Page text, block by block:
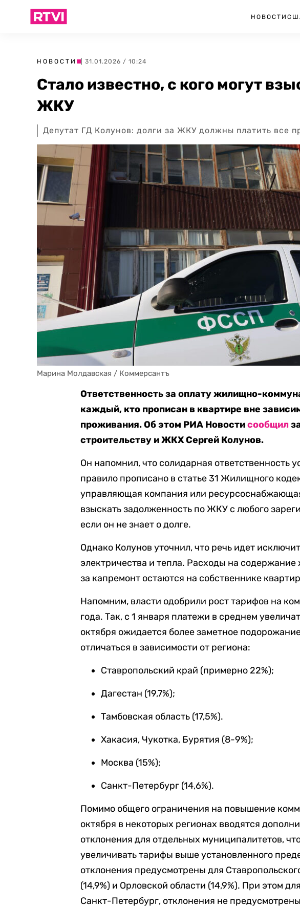
НОВОСТИ
НОВОСТИ | 31.01.2026 / 10:24
Стало известно, с кого могут
ЖКУ
Депутат ГД Колунов: долги за ЖКУ должны платить все
Марина Молдавская / Коммерсантъ
Ответственность за оплату жилищно-
каждый, кто прописан в квартире вне
проживания. Об этом РИА Новостисообщил
строительству и ЖКХ Сергей Колунов.
Он напомнил, что солидарная ответственность
правило прописано в статье 31 Жилищного
управляющая компания или
взыскать задолженность по ЖКУ с любого
если он не знает о долге.
Однако Колунов уточнил, что речь идет
электричества и тепла. Расходы на
за капремонт остаются на собственнике
Напомним, власти одобрили рост тарифов на
года. Так, с 1 января платежи в среднем
октября ожидается более заметное
отличаться в зависимости от региона:
Ставропольский край (примерно 22%);
Дагестан (19,7%);
Тамбовская область (17,5%).
Хакасия, Чукотка, Бурятия (8-9%);
Москва (15%);
Санкт-Петербург (14,6%).
Помимо общего ограничения на повышение
октября в некоторых регионах вводятся
отклонения для отдельных муниципалитетов,
увеличивать тарифы выше установленного
отклонения предусмотрены для
(14,9%) и Орловской области (14,9%). При этом
Санкт-Петербург, отклонения не